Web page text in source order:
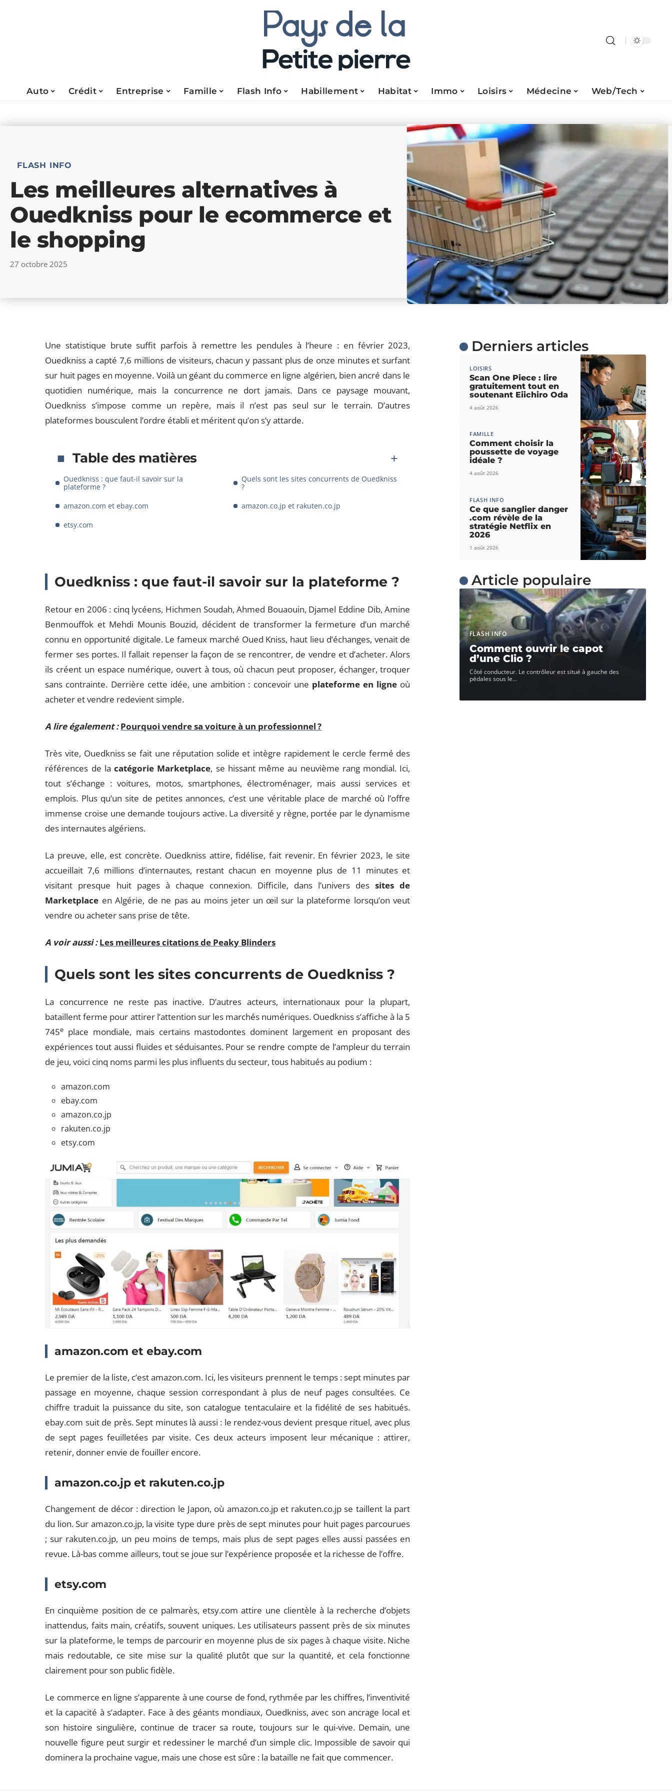
Auto Crédit Entreprise Famille Flash Info Habillement Habitat Immo Loisirs Médecine Web/Tech
FLASH INFO
Les meilleures alternatives à
Ouedkniss pour le ecommerce et
le shopping
27 octobre 2025
Une statistique brute suffit parfois à remettre les pendules à l’heure : en février 2023,
Ouedkniss a capté 7,6 millions de visiteurs, chacun y passant plus de onze minutes et surfant
sur huit pages en moyenne. Voilà un géant du commerce en ligne algérien, bien ancré dans le
quotidien numérique, mais la concurrence ne dort jamais. Dans ce paysage mouvant,
Ouedkniss s’impose comme un repère, mais il n’est pas seul sur le terrain. D’autres
plateformes bousculent l’ordre établi et méritent qu’on s’y attarde.
Table des matières
Ouedkniss : que faut-il savoir sur la
plateforme ?
Quels sont les sites concurrents de Ouedkniss
?
amazon.com et ebay.com
amazon.co.jp et rakuten.co.jp
etsy.com
Ouedkniss : que faut-il savoir sur la plateforme ?
Retour en 2006 : cinq lycéens, Hichmen Soudah, Ahmed Bouaouin, Djamel Eddine Dib, Amine
Benmouffok et Mehdi Mounis Bouzid, décident de transformer la fermeture d’un marché
connu en opportunité digitale. Le fameux marché Oued Kniss, haut lieu d’échanges, venait de
fermer ses portes. Il fallait repenser la façon de se rencontrer, de vendre et d’acheter. Alors
ils créent un espace numérique, ouvert à tous, où chacun peut proposer, échanger, troquer
sans contrainte. Derrière cette idée, une ambition : concevoir une plateforme en ligne où
acheter et vendre redevient simple.
A lire également : Pourquoi vendre sa voiture à un professionnel ?
Très vite, Ouedkniss se fait une réputation solide et intègre rapidement le cercle fermé des
références de lacatégorie Marketplace, se hissant même au neuvième rang mondial. Ici,
tout s’échange : voitures, motos, smartphones, électroménager, mais aussi services et
emplois. Plus qu’un site de petites annonces, c’est une véritable place de marché où l’offre
immense croise une demande toujours active. La diversité y règne, portée par le dynamisme
des internautes algériens.
La preuve, elle, est concrète. Ouedkniss attire, fidélise, fait revenir. En février 2023, le site
accueillait 7,6 millions d’internautes, restant chacun en moyenne plus de 11 minutes et
visitant presque huit pages à chaque connexion. Difficile, dans l’univers dessites de
Marketplace en Algérie, de ne pas au moins jeter un œil sur la plateforme lorsqu’on veut
vendre ou acheter sans prise de tête.
A voir aussi : Les meilleures citations de Peaky Blinders
Quels sont les sites concurrents de Ouedkniss ?
La concurrence ne reste pas inactive. D’autres acteurs, internationaux pour la plupart,
bataillent ferme pour attirer l’attention sur les marchés numériques. Ouedkniss s’affiche à la 5
745e place mondiale, mais certains mastodontes dominent largement en proposant des
expériences tout aussi fluides et séduisantes. Pour se rendre compte de l’ampleur du terrain
de jeu, voici cinq noms parmi les plus influents du secteur, tous habitués au podium :
amazon.com
ebay.com
amazon.co.jp
rakuten.co.jp
etsy.com
amazon.com et ebay.com
Le premier de la liste, c’est amazon.com. Ici, les visiteurs prennent le temps : sept minutes par
passage en moyenne, chaque session correspondant à plus de neuf pages consultées. Ce
chiffre traduit la puissance du site, son catalogue tentaculaire et la fidélité de ses habitués.
ebay.com suit de près. Sept minutes là aussi : le rendez-vous devient presque rituel, avec plus
de sept pages feuilletées par visite. Ces deux acteurs imposent leur mécanique : attirer,
retenir, donner envie de fouiller encore.
amazon.co.jp et rakuten.co.jp
Changement de décor : direction le Japon, où amazon.co.jp et rakuten.co.jp se taillent la part
du lion. Sur amazon.co.jp, la visite type dure près de sept minutes pour huit pages parcourues
; sur rakuten.co.jp, un peu moins de temps, mais plus de sept pages elles aussi passées en
revue. Là-bas comme ailleurs, tout se joue sur l’expérience proposée et la richesse de l’offre.
etsy.com
En cinquième position de ce palmarès, etsy.com attire une clientèle à la recherche d’objets
inattendus, faits main, créatifs, souvent uniques. Les utilisateurs passent près de six minutes
sur la plateforme, le temps de parcourir en moyenne plus de six pages à chaque visite. Niche
mais redoutable, ce site mise sur la qualité plutôt que sur la quantité, et cela fonctionne
clairement pour son public fidèle.
Le commerce en ligne s’apparente à une course de fond, rythmée par les chiffres, l’inventivité
et la capacité à s’adapter. Face à des géants mondiaux, Ouedkniss, avec son ancrage local et
son histoire singulière, continue de tracer sa route, toujours sur le qui-vive. Demain, une
nouvelle figure peut surgir et redessiner le marché d’un simple clic. Impossible de savoir qui
dominera la prochaine vague, mais une chose est sûre : la bataille ne fait que commencer.
Derniers articles
LOISIRS
Scan One Piece : lire
gratuitement tout en
soutenant Eiichiro Oda
4 août 2026
FAMILLE
Comment choisir la
poussette de voyage
idéale ?
4 août 2026
FLASH INFO
Ce que sanglier danger
.com révèle de la
stratégie Netflix en
2026
1 août 2026
Article populaire
FLASH INFO
Comment ouvrir le capot
d’une Clio ?
Côté conducteur. Le contrôleur est situé à gauche des
pédales sous le…